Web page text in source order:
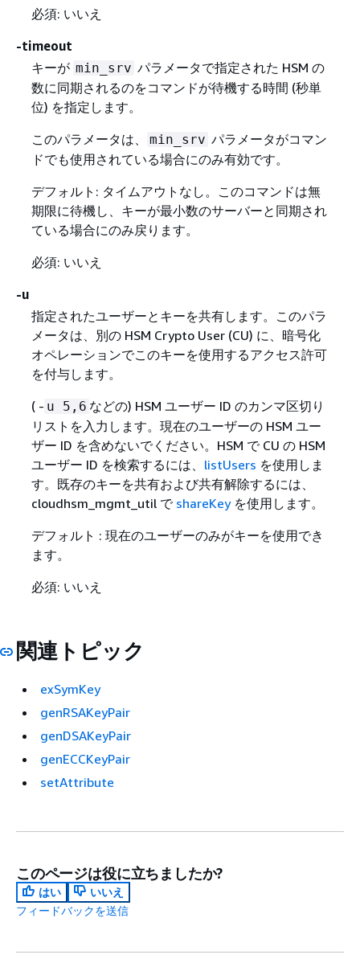
必須: いいえ
-timeout
キーが min_srv パラメータで指定された HSM の
数に同期されるのをコマンドが待機する時間 (秒単
位) を指定します。
このパラメータは、
min_srv パラメータがコマン
ドでも使用されている場合にのみ有効です。
デフォルト: タイムアウトなし。このコマンドは無
期限に待機し、キーが最小数のサーバーと同期され
ている場合にのみ戻ります。
必須: いいえ
-u
指定されたユーザーとキーを共有します。このパラ
メータは、別の HSM Crypto User (CU) に、暗号化
オペレーションでこのキーを使用するアクセス許可
を付与します。
( - u 5,6 などの) HSM ユーザー ID のカンマ区切り
リストを入力します。現在のユーザーの HSM ユー
ザー ID を含めないでください。HSM で CU の HSM
ユーザー ID を検索するには、 listUsers を使用しま
す。既存のキーを共有および共有解除するには、
cloudhsm_mgmt_util で shareKeyを使用します。
デフォルト : 現在のユーザーのみがキーを使用でき
ます。
必須: いいえ
関連トピック
exSymKey
genRSAKeyPair
genDSAKeyPair
genECCKeyPair
setAttribute
このページは役に立ちましたか?
はい
いいえ
フィードバックを送信